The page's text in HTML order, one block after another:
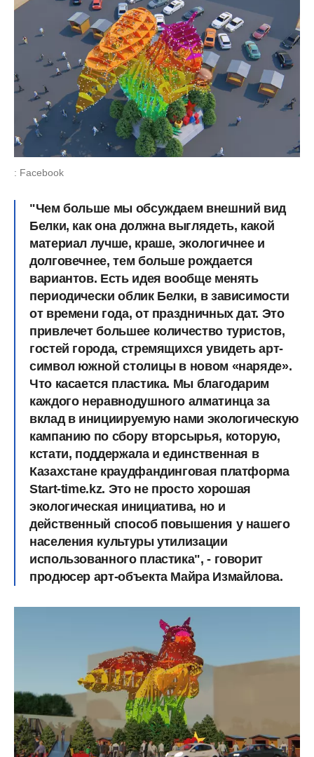
: Facebook
"Чем больше мы обсуждаем внешний вид
Белки, как она должна выглядеть, какой
материал лучше, краше, экологичнее и
долговечнее, тем больше рождается
вариантов. Есть идея вообще менять
периодически облик Белки, в зависимости
от времени года, от праздничных дат. Это
привлечет большее количество туристов,
гостей города, стремящихся увидеть арт-
символ южной столицы в новом «наряде».
Что касается пластика. Мы благодарим
каждого неравнодушного алматинца за
вклад в инициируемую нами экологическую
кампанию по сбору вторсырья, которую,
кстати, поддержала и единственная в
Казахстане краудфандинговая платформа
Start-time.kz. Это не просто хорошая
экологическая инициатива, но и
действенный способ повышения у нашего
населения культуры утилизации
использованного пластика", - говорит
продюсер арт-объекта Майра Измайлова.